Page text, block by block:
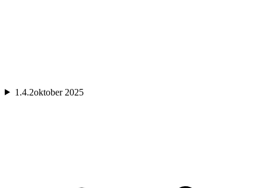
1.4.2oktober 2025